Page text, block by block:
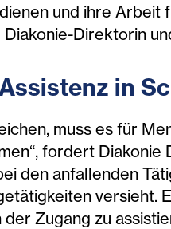
und ihre Arbeit
Direktorin
in
muss es für
fordert
den anfallenden
versieht.
Zugang zu